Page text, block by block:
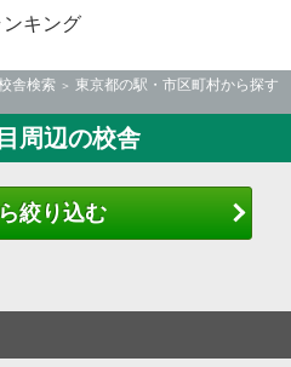
キング
舎検索
東京都の駅・市区町村から探す
周辺の校舎
絞り込む